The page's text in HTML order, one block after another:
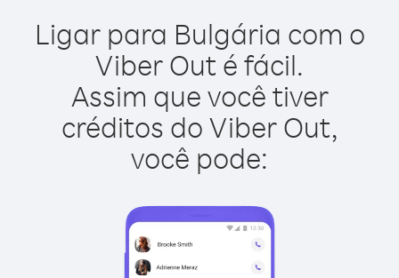
Ligar para Bulgária com o
Viber Out é fácil.
Assim que você tiver
créditos do Viber Out,
você pode: